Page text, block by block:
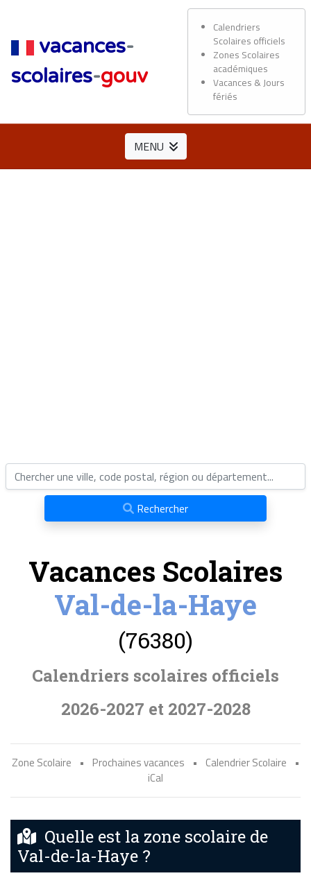
vacances-
scolaires-gouv
Calendriers
Scolaires officiels
Zones Scolaires
académiques
Vacances & Jours
fériés
MENU
Rechercher
Vacances Scolaires
Val-de-la-Haye
(76380)
Calendriers scolaires officiels
2026-2027 et 2027-2028
Zone Scolaire • Prochaines vacances • Calendrier Scolaire
•
iCal
Quelle est la zone scolaire de
Val-de-la-Haye ?